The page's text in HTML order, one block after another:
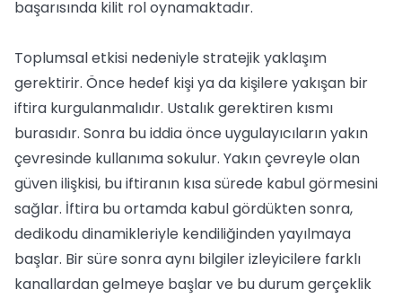
başarısında kilit rol oynamaktadır.
Toplumsal etkisi nedeniyle stratejik yaklaşım
gerektirir. Önce hedef kişi ya da kişilere yakışan bir
iftira kurgulanmalıdır. Ustalık gerektiren kısmı
burasıdır. Sonra bu iddia önce uygulayıcıların yakın
çevresinde kullanıma sokulur. Yakın çevreyle olan
güven ilişkisi, bu iftiranın kısa sürede kabul görmesini
sağlar. İftira bu ortamda kabul gördükten sonra,
dedikodu dinamikleriyle kendiliğinden yayılmaya
başlar. Bir süre sonra aynı bilgiler izleyicilere farklı
kanallardan gelmeye başlar ve bu durum gerçeklik